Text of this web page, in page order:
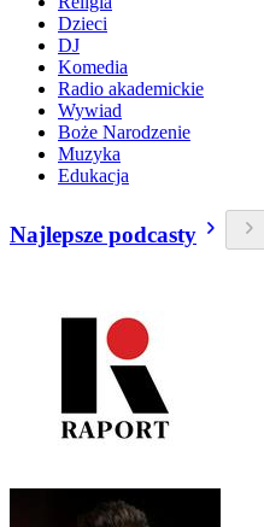
Dzieci
DJ
Komedia
Radio akademickie
Wywiad
Boże Narodzenie
Muzyka
Edukacja
Najlepsze podcasty